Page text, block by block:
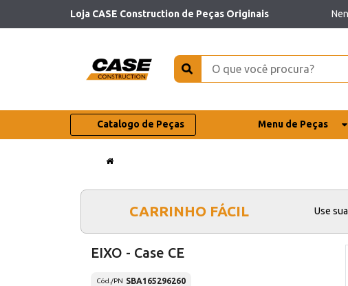
Loja CASE Construction de Peças Originais
Catalogo de Peças Menu de Peças
CARRINHO FÁCIL Use
EIXO - Case CE
Cód./PN SBA165296260